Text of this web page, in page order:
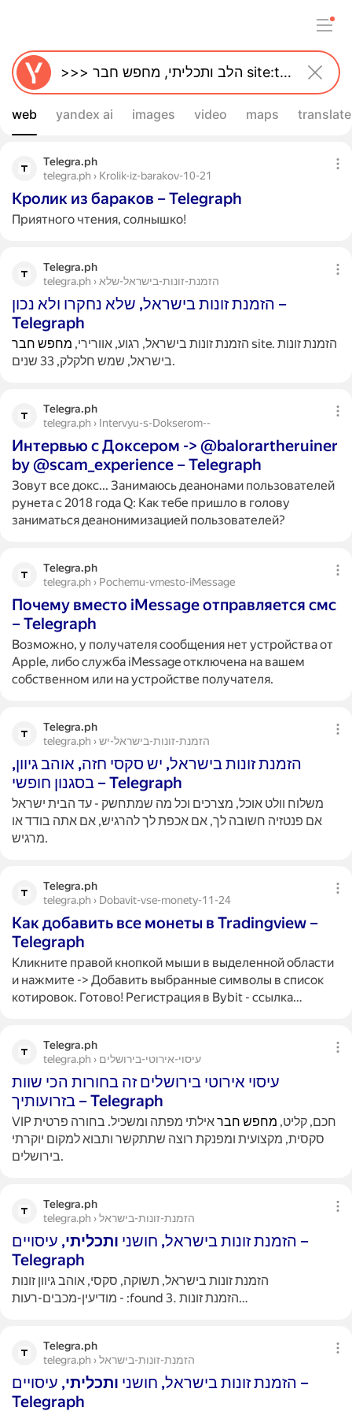
web yandex ai images video maps translate
Telegra.ph
telegra.ph › Krolik-iz-barakov-10-21
Кролик из бараков – Telegraph
Приятного чтения, солнышко!
Telegra.ph
telegra.ph › הזמנת-זונות-בישראל-שלא
הזמנת זונות בישראל, שלא נחקרו ולא נכון –
Telegraph
הזמנת זונות בישראל, רגוע, אוורירי, מחפש חבר
site. הזמנת זונות
בישראל, שמש חלקלק, 33 שנים.
Telegra.ph
telegra.ph › Intervyu-s-Dokserom--
Интервью с Доксером -> @balorartheruiner
by @scam_experience – Telegraph
Зовут все докс... Занимаюсь деанонами пользователей
рунета с 2018 года Q: Kак тебе пришло в голову
заниматься деанонимизацией пользователей?
Telegra.ph
telegra.ph › Pochemu-vmesto-iMessage
Почему вместо iMessage отправляется смс
– Telegraph
Возможно, у получателя сообщения нет устройства от
Apple, либо служба iMessage отключена на вашем
собственном или на устройстве получателя.
Telegra.ph
telegra.ph › הזמנת-זונות-בישראל-יש
הזמנת זונות בישראל, יש סקסי חזה, אוהב גיוון,
בסגנון חופשי – Telegraph
משלוח וולט אוכל, מצרכים וכל מה שמתחשק - עד הבית ישראל
אם פנטזיה חשובה לך, אם אכפת לך להרגיש, אם אתה בודד או
מרגיש.
Telegra.ph
telegra.ph › Dobavit-vse-monety-11-24
Как добавить все монеты в Tradingview –
Telegraph
Кликните правой кнопкой мыши в выделенной области
и нажмите -> Добавить выбранные символы в список
котировок. Готово! Регистрация в Bybit - ссылка…
Telegra.ph
telegra.ph › עיסוי-אירוטי-בירושלים
עיסוי אירוטי בירושלים זה בחורות הכי שוות
בזרועותיך – Telegraph
VIP חכם, קליט, מחפש חבראילתי מפתה ומשכיל. בחורה פרטית
סקסית, מקצועית ומפנקת רוצה שתתקשר ותבוא למקום יוקרתי
בירושלים.
Telegra.ph
telegra.ph › הזמנת-זונות-בישראל
הזמנת זונות בישראל, חושני ותכליתי, עיסויים –
Telegraph
הזמנת זונות בישראל, תשוקה, סקסי, אוהב גיוון זונות
מודיעין-מכבים-רעות - :found 3. הזמנת זונות…
Telegra.ph
telegra.ph › הזמנת-זונות-בישראל
הזמנת זונות בישראל, חושני ותכליתי, עיסויים –
Telegraph